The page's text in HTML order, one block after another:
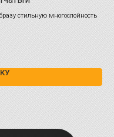
стильную многослойность